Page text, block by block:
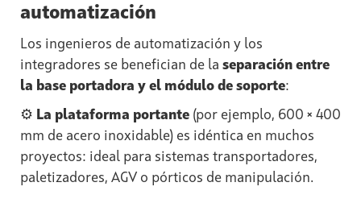
automatización
Los ingenieros de automatización y los
integradores se benefician de la separación entre
la base portadora y el módulo de soporte:
⚙️ La plataforma portante (por ejemplo, 600 × 400
mm de acero inoxidable) es idéntica en muchos
proyectos: ideal para sistemas transportadores,
paletizadores, AGV o pórticos de manipulación.